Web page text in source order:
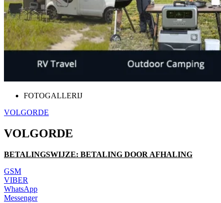
FOTOGALLERIJ
VOLGORDE
VOLGORDE
BETALINGSWIJZE: BETALING DOOR AFHALING
GSM
VIBER
WhatsApp
Messenger